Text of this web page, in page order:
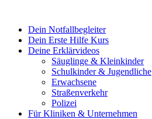
Dein Notfallbegleiter
Dein Erste Hilfe Kurs
Deine Erklärvideos
Säuglinge & Kleinkinder
Schulkinder & Jugendliche
Erwachsene
Straßenverkehr
Polizei
Für Kliniken & Unternehmen